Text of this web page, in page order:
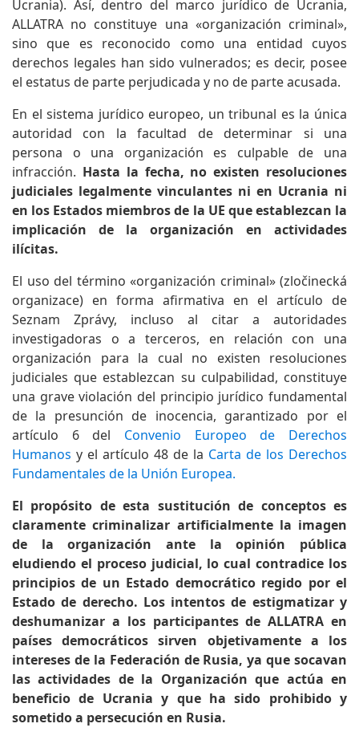
Ucrania). Así, dentro del marco jurídico de Ucrania,
ALLATRA no constituye una «organización criminal»,
sino que es reconocido como una entidad cuyos
derechos legales han sido vulnerados; es decir, posee
el estatus de parte perjudicada y no de parte acusada.
En el sistema jurídico europeo, un tribunal es la única
autoridad con la facultad de determinar si una
persona o una organización es culpable de una
infracción. Hasta la fecha, no existen resoluciones
judiciales legalmente vinculantes ni en Ucrania ni
en los Estados miembros de la UE que establezcan la
implicación de la organización en actividades
ilícitas.
El uso del término «organización criminal» (zločinecká
organizace) en forma afirmativa en el artículo de
Seznam Zprávy, incluso al citar a autoridades
investigadoras o a terceros, en relación con una
organización para la cual no existen resoluciones
judiciales que establezcan su culpabilidad, constituye
una grave violación del principio jurídico fundamental
de la presunción de inocencia, garantizado por el
artículo 6 del Convenio Europeo de Derechos
Humanos y el artículo 48 de la Carta de los Derechos
Fundamentales de la Unión Europea.
El propósito de esta sustitución de conceptos es
claramente criminalizar artificialmente la imagen
de la organización ante la opinión pública
eludiendo el proceso judicial, lo cual contradice los
principios de un Estado democrático regido por el
Estado de derecho. Los intentos de estigmatizar y
deshumanizar a los participantes de ALLATRA en
países democráticos sirven objetivamente a los
intereses de la Federación de Rusia, ya que socavan
las actividades de la Organización que actúa en
beneficio de Ucrania y que ha sido prohibido y
sometido a persecución en Rusia.